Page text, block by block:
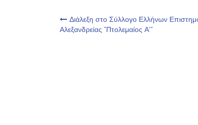
Πλοήγηση
Διάλεξη στο Σύλλογο Ελλήνων
Αλεξανδρείας “Πτολεμαίος Α'”